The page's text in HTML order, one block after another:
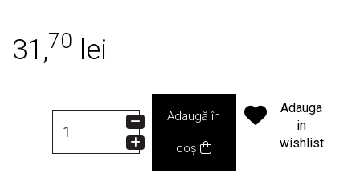
31,70 lei
Adaugă în
coș
Adauga
in
wishlist